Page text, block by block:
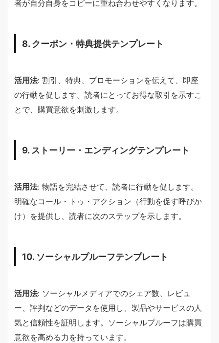
者が自分自身をコピーに重ね合わせやすくなります。
8. クーポン・特典提供テンプレート
活用法: 割引、特典、プロモーションを伝えて、即座
の行動を促します。読者にとってお得な取引を示すこ
とで、購買意欲を刺激します。
9. ストーリー・エンディングテンプレート
活用法: 物語を完結させて、読者に行動を促します。
明確なコール・トゥ・アクション（行動を促す呼びか
け）を提供し、読者に次のステップを示します。
10. ソーシャルプルーフテンプレート
活用法: ソーシャルメディアでのシェア数、レビュ
ー、評判などのデータを使用し、製品やサービスの人
気と信頼性を証明します。ソーシャルプルーフは購買
意欲を高める力を持っています。